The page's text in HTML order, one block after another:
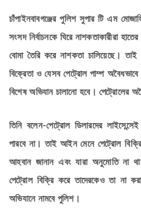
চাঁপাইনবাবগঞ্জের পুলিশ সুপার টি এম
সংসদ নির্বাচনকে ঘিরে নাশকতাকারীরা
বোমা তৈরি করে নাশকতা চালিয়েছে। তাই
বিক্রেতা ও যেসব পেট্রোল পাম্প
বিশেষ অভিযান চালানো হবে। পেট্রোলের
তিনি বলেন-পেট্রোল ডিলারদের
পারবে না। তাই আইন মেনে পেট্রোল
আহবান জানান এবং যারা অনুমোতি না
পেট্রোল বিক্রি করে তাদেরকেও তা না
অভিযানে নামবে পুলিশ।